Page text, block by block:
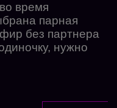
время
парная
без партнера
нужно